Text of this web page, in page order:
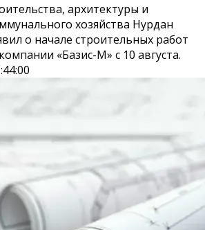
архитектуры и
хозяйства Нурдан
о начале строительных работ
«Базис-М» с 10 августа.